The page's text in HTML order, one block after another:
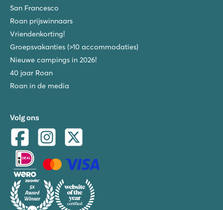
San Francesco
Roan prijswinnaars
Vriendenkorting!
Groepsvakanties (>10 accommodaties)
Nieuwe campings in 2026!
40 jaar Roan
Roan in de media
Volg ons